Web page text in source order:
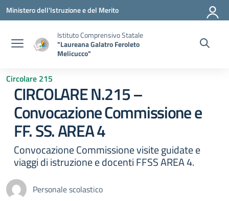
Vai ai contenuti
Vai al menu di navigazione
Vai al footer
Ministero dell'Istruzione e del Merito
Istituto Comprensivo Statale
"Laureana Galatro Feroleto
Melicucco"
Circolare 215
CIRCOLARE N.215 –
Convocazione Commissione e
FF. SS. AREA 4
Convocazione Commissione visite guidate e
viaggi di istruzione e docenti FFSS AREA 4.
Personale scolastico